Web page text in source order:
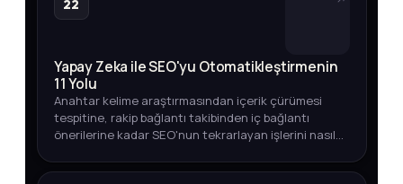
22
Yapay Zeka ile SEO'yu Otomatikleştirmenin
11 Yolu
Anahtar kelime araştırmasından içerik çürümesi
tespitine, rakip bağlantı takibinden iç bağlantı
önerilerine kadar SEO'nun tekrarlayan işlerini nasıl